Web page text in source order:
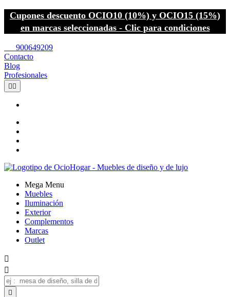
Cupones descuento OCIO10 (10%) y OCIO15 (15%)
en marcas seleccionadas - Clic para condiciones
900649209
Contacto
Blog
Profesionales
 
Mega Menu
Muebles
Iluminación
Exterior
Complementos
Marcas
Outlet


